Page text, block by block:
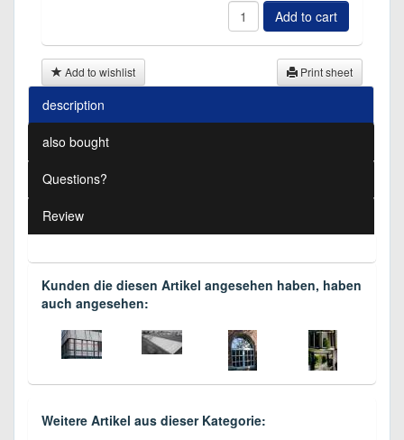
Add to cart
Add to wishlist Print sheet
description
also bought
Questions?
Review
Kunden die diesen Artikel angesehen haben, haben
auch angesehen:
Weitere Artikel aus dieser Kategorie: